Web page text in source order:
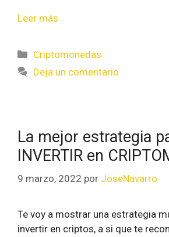
Leer más
Criptomonedas
Deja un comentario
La mejor estrategia
INVERTIR en
9 marzo, 2022 por JoseNavarro
Te voy a mostrar una estrategia
invertir en criptos, a si que te